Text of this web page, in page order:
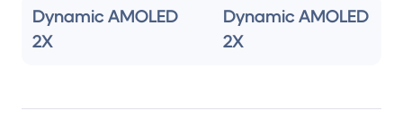
Dynamic AMOLED
2X
Dynamic AMOLED
2X